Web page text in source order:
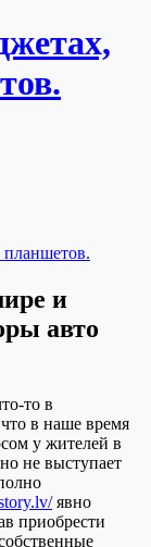
и
авто
то в
что в наше время
у жителей в
не выступает
явно
приобрести